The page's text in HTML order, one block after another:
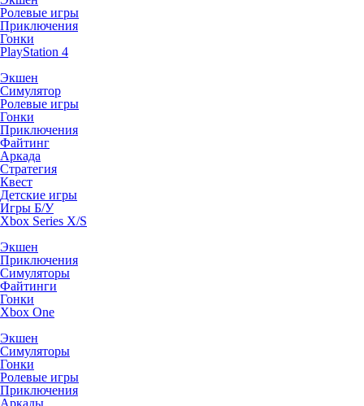
Ролевые игры
Приключения
Гонки
PlayStation 4
Экшен
Симулятор
Ролевые игры
Гонки
Приключения
Файтинг
Аркада
Стратегия
Квест
Детские игры
Игры Б/У
Xbox Series X/S
Экшен
Приключения
Симуляторы
Файтинги
Гонки
Xbox One
Экшен
Симуляторы
Гонки
Ролевые игры
Приключения
Аркады